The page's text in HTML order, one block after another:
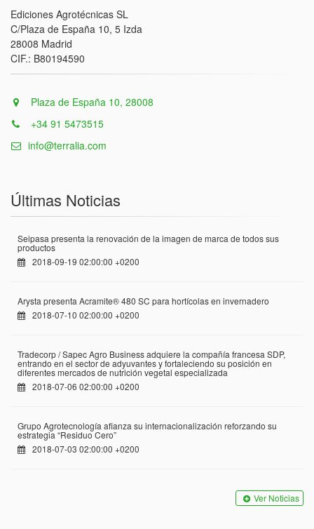
Ediciones Agrotécnicas SL
C/Plaza de España 10, 5 Izda
28008 Madrid
CIF.: B80194590
Plaza de España 10, 28008
+34 91 5473515
info@terralia.com
Últimas Noticias
Seipasa presenta la renovación de la imagen de marca de todos sus
productos
2018-09-19 02:00:00 +0200
Arysta presenta Acramite® 480 SC para hortícolas en invernadero
2018-07-10 02:00:00 +0200
Tradecorp / Sapec Agro Business adquiere la compañía francesa SDP,
entrando en el sector de adyuvantes y fortaleciendo su posición en
diferentes mercados de nutrición vegetal especializada
2018-07-06 02:00:00 +0200
Grupo Agrotecnología afianza su internacionalización reforzando su
estrategia “Residuo Cero”
2018-07-03 02:00:00 +0200
Ver Noticias